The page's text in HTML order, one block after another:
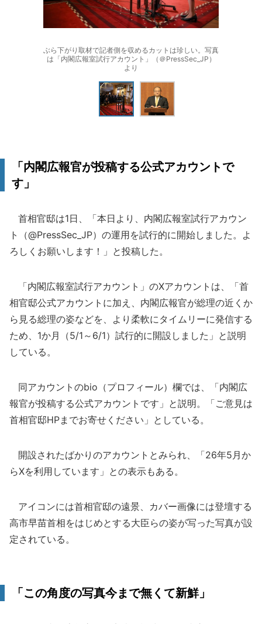
ぶら下がり取材で記者側を収めるカットは珍しい。写真
は「内閣広報室試行アカウント」（＠PressSec_JP）
より
「内閣広報官が投稿する公式アカウントで
す」
首相官邸は1日、「本日より、内閣広報室試行アカウン
ト（@PressSec_JP）の運用を試行的に開始しました。よ
ろしくお願いします！」と投稿した。
「内閣広報室試行アカウント」のXアカウントは、「首
相官邸公式アカウントに加え、内閣広報官が総理の近くか
ら見る総理の姿などを、より柔軟にタイムリーに発信する
ため、1か月（5/1～6/1）試行的に開設しました」と説明
している。
同アカウントのbio（プロフィール）欄では、「内閣広
報官が投稿する公式アカウントです」と説明。「ご意見は
首相官邸HPまでお寄せください」としている。
開設されたばかりのアカウントとみられ、「26年5月か
らXを利用しています」との表示もある。
アイコンには首相官邸の遠景、カバー画像には登壇する
高市早苗首相をはじめとする大臣らの姿が写った写真が設
定されている。
「この角度の写真今まで無くて新鮮」